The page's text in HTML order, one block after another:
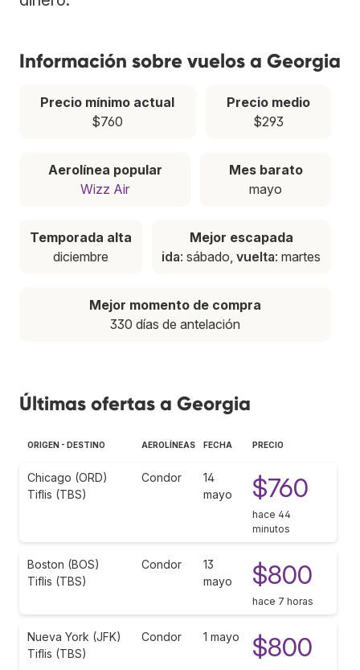
Información sobre vuelos a Georgia
Precio mínimo actual
$760
Precio medio
$293
Aerolínea popular
Wizz Air
Mes barato
mayo
Temporada alta
diciembre
Mejor escapada
ida: sábado,vuelta: martes
Mejor momento de compra
330 días de antelación
Últimas ofertas a Georgia
ORIGEN - DESTINO AEROLÍNEAS FECHA PRECIO
Chicago (ORD)
Tiflis (TBS)
Condor
14
mayo
$760
hace 44
minutos
Boston (BOS)
Tiflis (TBS)
Condor
13
mayo
$800
hace 7 horas
Nueva York (JFK)
Tiflis (TBS)
Condor 1 mayo $800